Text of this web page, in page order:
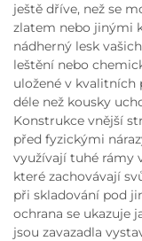
ještě dříve, než se
zlatem nebo jinými
nádherný lesk
leštění nebo
uložené v kvalitních
déle než kousky
Konstrukce vnější
před fyzickými
využívají tuhé rámy
které zachovávají
při skladování pod
ochrana se ukazuje
jsou zavazadla